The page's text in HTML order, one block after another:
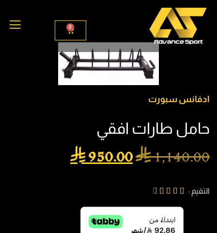
0
ادفانس سبورت
حامل طارات افقي
1,140.00
950.00
التقيم : 



